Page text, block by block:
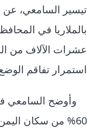
عشرات الآلاف من
استمرار تفاقم
وأوضح السامعي
60% من سكان